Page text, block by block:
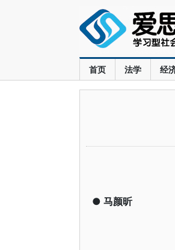
首页 法学 经
● 马颜昕